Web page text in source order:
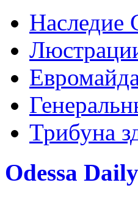
Наследие
Трибуна
Odessa Daily